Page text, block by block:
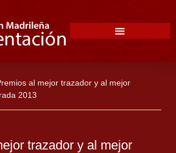
al mejor trazador y al mejor
2013
trazador y al mejor